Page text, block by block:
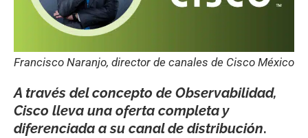
Francisco Naranjo, director de canales de Cisco México
A través del concepto de Observabilidad,
Cisco lleva una oferta completa y
diferenciada a su canal de distribución.